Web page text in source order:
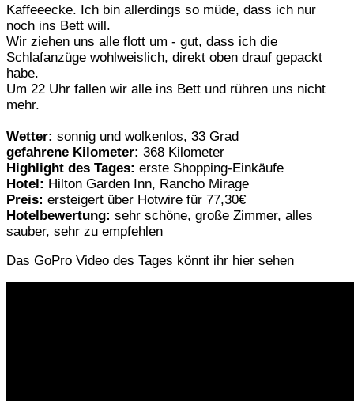
Kaffeeecke. Ich bin allerdings so müde, dass ich nur
noch ins Bett will.
Wir ziehen uns alle flott um - gut, dass ich die
Schlafanzüge wohlweislich, direkt oben drauf gepackt
habe.
Um 22 Uhr fallen wir alle ins Bett und rühren uns nicht
mehr.
Wetter: sonnig und wolkenlos, 33 Grad
gefahrene Kilometer: 368 Kilometer
Highlight des Tages: erste Shopping-Einkäufe
Hotel: Hilton Garden Inn, Rancho Mirage
Preis: ersteigert über Hotwire für 77,30€
Hotelbewertung: sehr schöne, große Zimmer, alles
sauber, sehr zu empfehlen
Das GoPro Video des Tages könnt ihr hier sehen